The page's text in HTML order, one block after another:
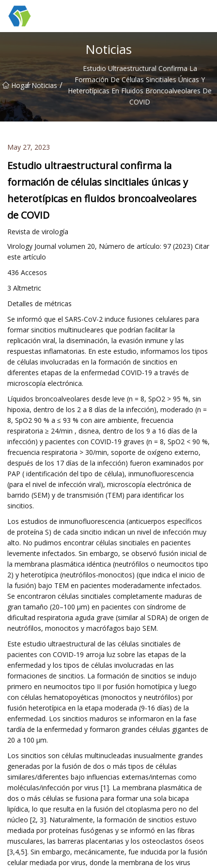
Noticias
Hogar
/ Noticias /
Estudio Ultraestructural Confirma La
Formación De Células Sincitiales Únicas Y
Heterotípicas En Fluidos Broncoalveolares De
COVID
May 27, 2023
Estudio ultraestructural confirma la
formación de células sincitiales únicas y
heterotípicas en fluidos broncoalveolares
de COVID
Revista de virología
Virology Journal volumen 20, Número de artículo: 97 (2023) Citar
este artículo
436 Accesos
3 Altmetric
Detalles de métricas
Se informó que el SARS-CoV-2 induce fusiones celulares para
formar sincitios multinucleares que podrían facilitar la
replicación viral, la diseminación, la evasión inmune y las
respuestas inflamatorias. En este estudio, informamos los tipos
de células involucradas en la formación de sincitios en
diferentes etapas de la enfermedad COVID-19 a través de
microscopía electrónica.
Líquidos broncoalveolares desde leve (n = 8, SpO2 > 95 %, sin
hipoxia, dentro de los 2 a 8 días de la infección), moderado (n =
8, SpO2 90 % a ≤ 93 % con aire ambiente, frecuencia
respiratoria ≥ 24/min , disnea, dentro de los 9 a 16 días de la
infección) y pacientes con COVID-19 graves (n = 8, SpO2 < 90 %,
frecuencia respiratoria > 30/min, soporte de oxígeno externo,
después de los 17 días de la infección) fueron examinados por
PAP ( identificación del tipo de célula), inmunofluorescencia
(para el nivel de infección viral), microscopía electrónica de
barrido (SEM) y de transmisión (TEM) para identificar los
sincitios.
Los estudios de inmunofluorescencia (anticuerpos específicos
de proteína S) de cada sincitio indican un nivel de infección muy
alto. No pudimos encontrar células sincitiales en pacientes
levemente infectados. Sin embargo, se observó fusión inicial de
la membrana plasmática idéntica (neutrófilos o neumocitos tipo
2) y heterotípica (neutrófilos-monocitos) (que indica el inicio de
la fusión) bajo TEM en pacientes moderadamente infectados.
Se encontraron células sincitiales completamente maduras de
gran tamaño (20–100 μm) en pacientes con síndrome de
dificultad respiratoria aguda grave (similar al SDRA) de origen de
neutrófilos, monocitos y macrófagos bajo SEM.
Este estudio ultraestructural de las células sincitiales de
pacientes con COVID-19 arroja luz sobre las etapas de la
enfermedad y los tipos de células involucradas en las
formaciones de sincitios. La formación de sincitios se indujo
primero en neumocitos tipo II por fusión homotípica y luego
con células hematopoyéticas (monocitos y neutrófilos) por
fusión heterotípica en la etapa moderada (9-16 días) de la
enfermedad. Los sincitios maduros se informaron en la fase
tardía de la enfermedad y formaron grandes células gigantes de
20 a 100 μm.
Los sincitios son células multinucleadas inusualmente grandes
generadas por la fusión de dos o más tipos de células
similares/diferentes bajo influencias externas/internas como
moléculas/infección por virus [1]. La membrana plasmática de
dos o más células se fusiona para formar una sola bicapa
lipídica, lo que resulta en la fusión del citoplasma pero no del
núcleo [2, 3]. Naturalmente, la formación de sincitios estuvo
mediada por proteínas fusógenas y se informó en las fibras
musculares, las barreras placentarias y los osteoclastos óseos
[3,4,5]. Sin embargo, mecánicamente, fue inducida por la fusión
celular mediada por virus, donde la membrana de los virus